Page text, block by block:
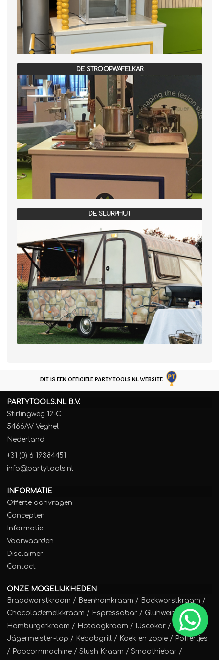
DE STROOPWAFELKAR
DE SLURPHUT
DIT IS EEN OFFICIËLE PARTYTOOLS.NL WEBSITE
PARTYTOOLS.NL B.V.
Stirlingweg 12-C
5466AV Veghel
Nederland
+31 (0) 6 19384451
info@partytools.nl
INFORMATIE
Offerte aanvragen
Concepten
Informatie
Voorwaarden
Disclaimer
Contact
ONZE MOGELIJKHEDEN
Braadworstkraam / Beenhamkraam / Bockworstkraam /
Chocolademelkkraam / Espressobar / Glühweinkraam/
Hamburgerkraam / Hotdogkraam / IJscokar /
Jägermeister-tap / Kebabgrill / Koek en zopie / Poffertjes
/ Popcornmachine / Slush Kraam / Smoothiebar /